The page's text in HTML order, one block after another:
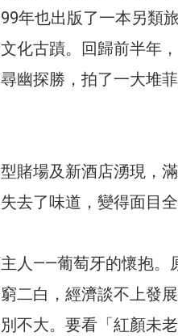
年也出版了一本另類
化古蹟。回歸前半年
幽探勝，拍了一大堆菲
賭場及新酒店湧現，
去了味道，變得面目全
人——葡萄牙的懷抱。
二白，經濟談不上發
不大。要看「紅顏未